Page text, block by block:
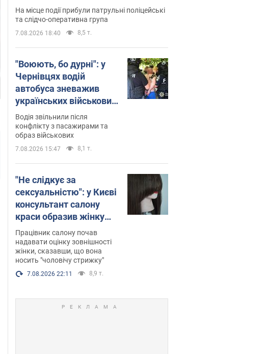
поліція склала адмінпротокол.
Відео
На місце події прибули патрульні поліцейські
та слідчо-оперативна група
7.08.2026 18:40 8,5 т.
"Воюють, бо дурні": у
Чернівцях водій
автобуса зневажив
українських військових
і поплатився. Відео
Водія звільнили після
конфлікту з пасажирами та
образ військових
7.08.2026 15:47 8,1 т.
"Не слідкує за
сексуальністю": у Києві
консультант салону
краси образив жінку
після хімієтерапії,
розгорівся скандал.
Фото
Працівник салону почав
надавати оцінку зовнішності
жінки, сказавши, що вона
носить "чоловічу стрижку"
7.08.2026 22:11 8,9 т.